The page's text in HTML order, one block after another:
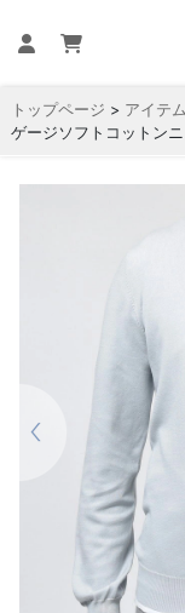
トップページ > アイテム
ゲージソフトコットン